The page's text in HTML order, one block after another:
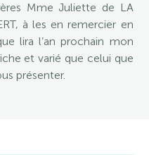
Mme Juliette de LA
à les en remercier en
lira l’an prochain mon
et varié que celui que
présenter.